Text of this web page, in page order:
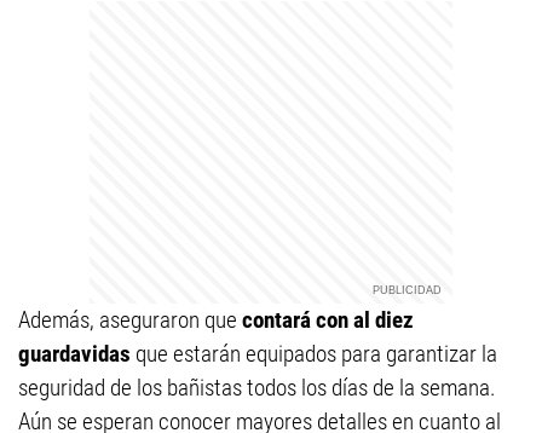
Además, aseguraron que contará con al diez
guardavidas que estarán equipados para garantizar la
seguridad de los bañistas todos los días de la semana.
Aún se esperan conocer mayores detalles en cuanto al